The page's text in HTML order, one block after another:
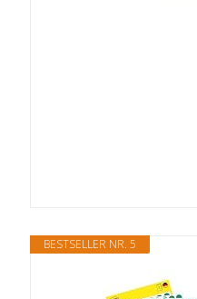
BESTSELLER NR. 5